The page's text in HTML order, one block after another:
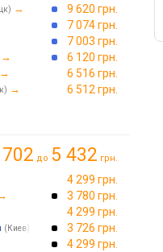
→ 9 620 грн.
7 074 грн.
7 003 грн.
→ 6 120 грн.
→ 6 516 грн.
→ 6 512 грн.
до 5 432 грн.
4 299 грн.
3 780 грн.
4 299 грн.
(Киев) 3 726 грн.
4 299 грн.